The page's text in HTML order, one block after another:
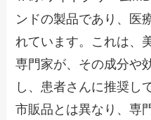
ンドの製品であり、医
れています。これは、
専門家が、その成分や
し、患者さんに推奨し
市販品とは異なり、専